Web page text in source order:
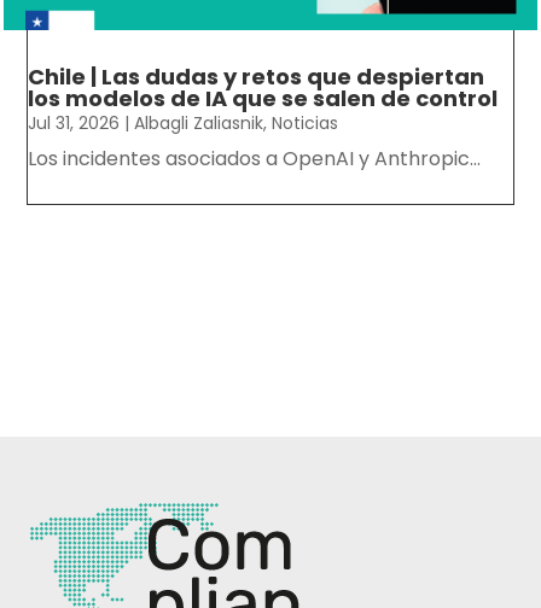
Chile | Las dudas y retos que despiertan
los modelos de IA que se salen de control
Jul 31, 2026 |Albagli Zaliasnik,Noticias
Los incidentes asociados a OpenAI y Anthropic...